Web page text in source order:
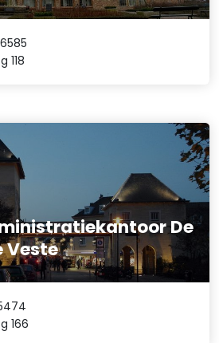
118
De
Veste
166